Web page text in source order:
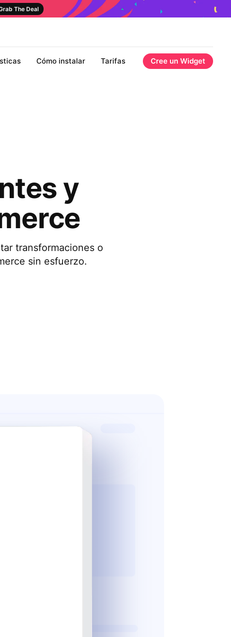
The Deal
Cómo instalar Tarifas Cree un Widget
y
transformaciones o
sin esfuerzo.